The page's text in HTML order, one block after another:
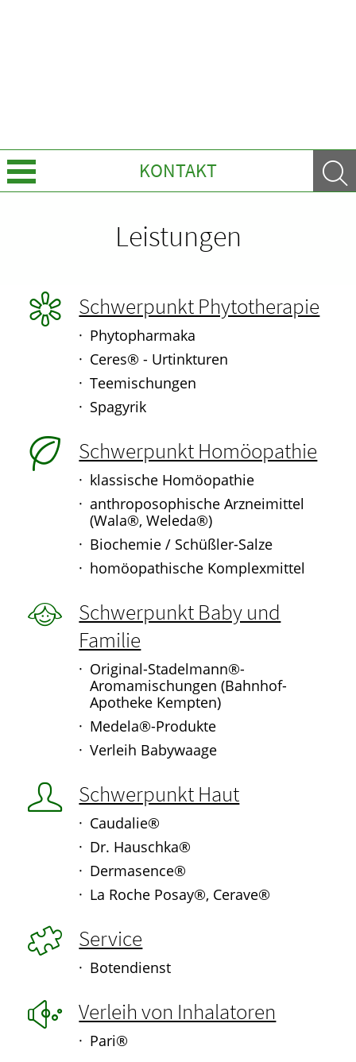
KONTAKT
HOMÖOPATHIE
ELTERN UND KIND
Leistungen
Schwerpunkt Phytotherapie
Phytopharmaka
Ceres® - Urtinkturen
Teemischungen
Spagyrik
Schwerpunkt Homöopathie
klassische Homöopathie
anthroposophische Arzneimittel
(Wala®, Weleda®)
Biochemie / Schüßler-Salze
homöopathische Komplexmittel
Schwerpunkt Baby und
Familie
Original-Stadelmann®-
Aromamischungen (Bahnhof-
Apotheke Kempten)
Medela®-Produkte
Verleih Babywaage
Schwerpunkt Haut
Caudalie®
Dr. Hauschka®
Dermasence®
La Roche Posay®, Cerave®
Service
Botendienst
Verleih von Inhalatoren
Pari®